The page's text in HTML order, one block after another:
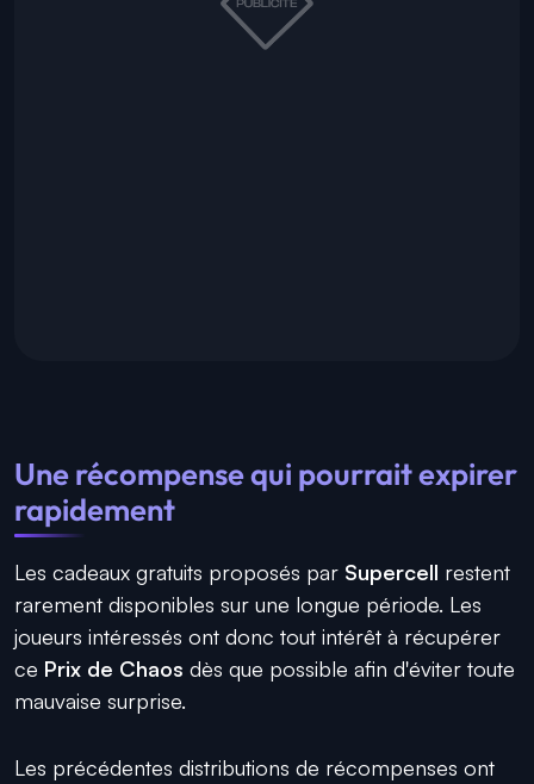
Une récompense qui pourrait expirer
rapidement
Les cadeaux gratuits proposés par Supercell restent
rarement disponibles sur une longue période. Les
joueurs intéressés ont donc tout intérêt à récupérer
ce Prix de Chaos dès que possible afin d'éviter toute
mauvaise surprise.
Les précédentes distributions de récompenses ont